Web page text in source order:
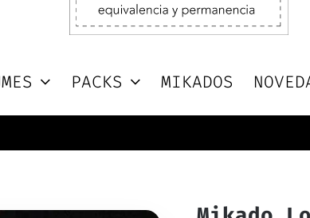
PACKS MIKADOS